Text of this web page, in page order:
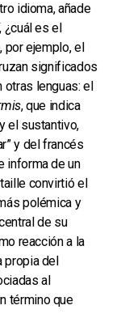
idioma, añade
¿cuál es el
por ejemplo, el
significados
lenguas: el
, que indica
el sustantivo,
y del francés
informa de un
convirtió el
polémica y
de su
reacción a la
propia del
al
término que